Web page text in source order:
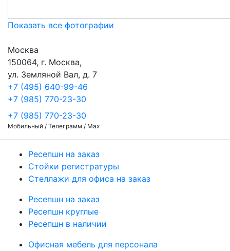
Показать все фотографии
Москва
150064, г. Москва,
ул. Земляной Вал, д. 7
+7 (495) 640-99-46
+7 (985) 770-23-30
+7 (985) 770-23-30
Мобильный / Телеграмм / Max
Ресепшн на заказ
Стойки регистратуры
Стеллажи для офиса на заказ
Ресепшн на заказ
Ресепшн круглые
Ресепшн в наличии
Офисная мебель для персонала